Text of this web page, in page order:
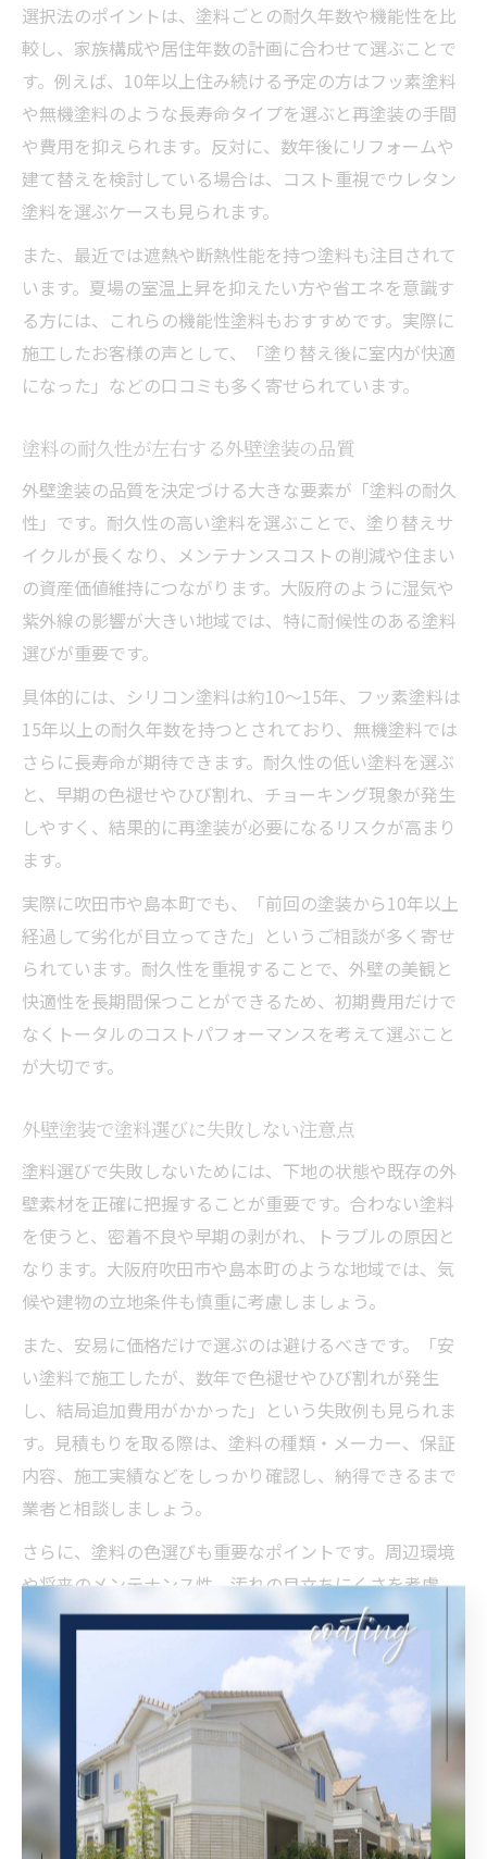
選択法のポイントは、塗料ごとの耐久年数や機能性を比
較し、家族構成や居住年数の計画に合わせて選ぶことで
す。例えば、10年以上住み続ける予定の方はフッ素塗料
や無機塗料のような長寿命タイプを選ぶと再塗装の手間
や費用を抑えられます。反対に、数年後にリフォームや
建て替えを検討している場合は、コスト重視でウレタン
塗料を選ぶケースも見られます。
また、最近では遮熱や断熱性能を持つ塗料も注目されて
います。夏場の室温上昇を抑えたい方や省エネを意識す
る方には、これらの機能性塗料もおすすめです。実際に
施工したお客様の声として、「塗り替え後に室内が快適
になった」などの口コミも多く寄せられています。
塗料の耐久性が左右する外壁塗装の品質
外壁塗装の品質を決定づける大きな要素が「塗料の耐久
性」です。耐久性の高い塗料を選ぶことで、塗り替えサ
イクルが長くなり、メンテナンスコストの削減や住まい
の資産価値維持につながります。大阪府のように湿気や
紫外線の影響が大きい地域では、特に耐候性のある塗料
選びが重要です。
具体的には、シリコン塗料は約10～15年、フッ素塗料は
15年以上の耐久年数を持つとされており、無機塗料では
さらに長寿命が期待できます。耐久性の低い塗料を選ぶ
と、早期の色褪せやひび割れ、チョーキング現象が発生
しやすく、結果的に再塗装が必要になるリスクが高まり
ます。
実際に吹田市や島本町でも、「前回の塗装から10年以上
経過して劣化が目立ってきた」というご相談が多く寄せ
られています。耐久性を重視することで、外壁の美観と
快適性を長期間保つことができるため、初期費用だけで
なくトータルのコストパフォーマンスを考えて選ぶこと
が大切です。
外壁塗装で塗料選びに失敗しない注意点
塗料選びで失敗しないためには、下地の状態や既存の外
壁素材を正確に把握することが重要です。合わない塗料
を使うと、密着不良や早期の剥がれ、トラブルの原因と
なります。大阪府吹田市や島本町のような地域では、気
候や建物の立地条件も慎重に考慮しましょう。
また、安易に価格だけで選ぶのは避けるべきです。「安
い塗料で施工したが、数年で色褪せやひび割れが発生
し、結局追加費用がかかった」という失敗例も見られま
す。見積もりを取る際は、塗料の種類・メーカー、保証
内容、施工実績などをしっかり確認し、納得できるまで
業者と相談しましょう。
さらに、塗料の色選びも重要なポイントです。周辺環境
や将来のメンテナンス性、汚れの目立ちにくさを考慮
し、極端に濃い色や鮮やかすぎる色は避けるのが一般的
です。塗料メーカーの色見本や、過去の施工事例を参考
に慎重に選ぶことが失敗を防ぐコツです。
気候に合った塗料選びで長持ち外壁塗装
大阪府吹田市・三島郡島本町は、夏の高温多湿や冬の寒
暖差、台風や梅雨時の降雨が特徴的な地域です。このよ
うな気候下では、防水性や耐候性、防カビ・防藻性能に